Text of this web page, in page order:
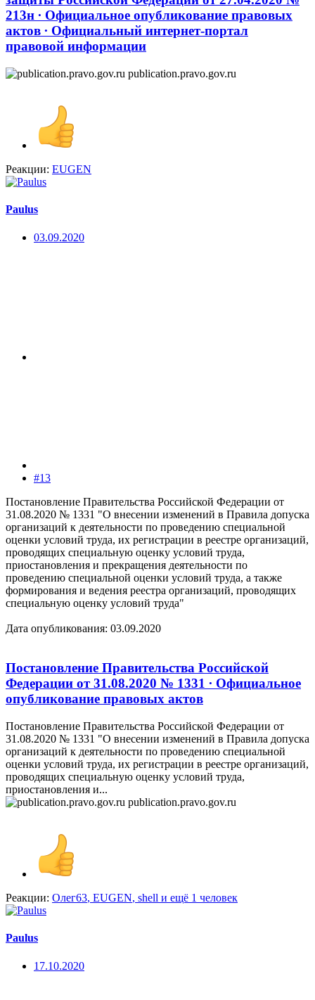
213н ∙ Официальное опубликование правовых
актов ∙ Официальный интернет-портал
правовой информации
publication.pravo.gov.ru
Реакции: EUGEN
Paulus
03.09.2020
#13
Постановление Правительства Российской Федерации от
31.08.2020 № 1331 "О внесении изменений в Правила допуска
организаций к деятельности по проведению специальной
оценки условий труда, их регистрации в реестре организаций,
проводящих специальную оценку условий труда,
приостановления и прекращения деятельности по
проведению специальной оценки условий труда, а также
формирования и ведения реестра организаций, проводящих
специальную оценку условий труда"
Дата опубликования: 03.09.2020
Постановление Правительства Российской
Федерации от 31.08.2020 № 1331 ∙ Официальное
опубликование правовых актов
Постановление Правительства Российской Федерации от
31.08.2020 № 1331 "О внесении изменений в Правила допуска
организаций к деятельности по проведению специальной
оценки условий труда, их регистрации в реестре организаций,
проводящих специальную оценку условий труда,
приостановления и...
publication.pravo.gov.ru
Реакции: Олег63, EUGEN, shell и ещё 1 человек
Paulus
17.10.2020